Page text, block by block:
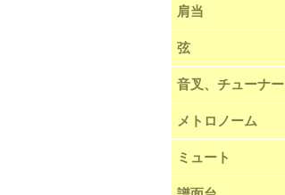
肩当
弦
音叉、チューナー
メトロノーム
ミュート